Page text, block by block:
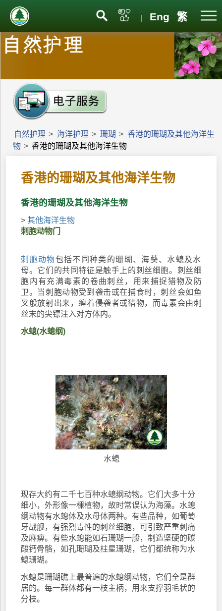
| Eng 繁
自然护理 > 海洋护理 > 珊瑚 > 香港的珊瑚及其他海洋生
物 > 香港的珊瑚及其他海洋生物
香港的珊瑚及其他海洋生物
香港的珊瑚及其他海洋生物
>其他海洋生物
刺胞动物门
刺胞动物包括不同种类的珊瑚、海葵、水螅及水
母。它们的共同特征是触手上的刺丝细胞。刺丝细
胞内有充满毒素的卷曲刺丝，用来捕捉猎物及防
卫。当刺胞动物受到袭击或在捕食时，刺丝会如鱼
叉般放射出来，缠着侵袭者或猎物，而毒素会由刺
丝末的尖镖注入对方体内。
水螅(水螅纲)
水螅
现存大约有二千七百种水螅纲动物。它们大多十分
细小，外形像一棵植物，故时常误认为海藻。水螅
纲动物有水螅体及水母体两种。有些品种，如葡萄
牙战舰，有强烈毒性的刺丝细胞，可引致严重刺痛
及麻痹。有些水螅能如石珊瑚一般，制造坚硬的碳
酸钙骨骼，如孔珊瑚及柱星珊瑚，它们都统称为水
螅珊瑚。
水螅是珊瑚礁上最普遍的水螅纲动物，它们全是群
居的。每一群体都有一枝主柄，用来支撑羽毛状的
分枝。